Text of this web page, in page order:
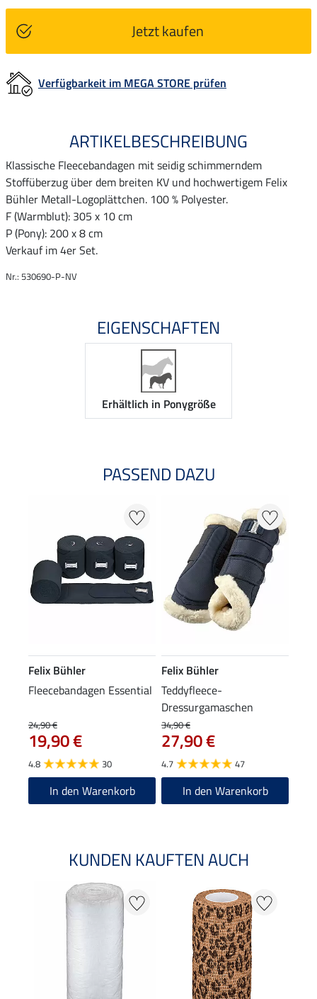
Jetzt kaufen
Verfügbarkeit im MEGA STORE prüfen
ARTIKELBESCHREIBUNG
Klassische Fleecebandagen mit seidig schimmerndem
Stoffüberzug über dem breiten KV und hochwertigem Felix
Bühler Metall-Logoplättchen. 100 % Polyester.
F (Warmblut): 305 x 10 cm
P (Pony): 200 x 8 cm
Verkauf im 4er Set.
Nr.: 530690-P-NV
EIGENSCHAFTEN
Erhältlich in Ponygröße
PASSEND DAZU
Felix Bühler
Fleecebandagen Essential
24,90 €
19,90 €
4.8 30
In den Warenkorb
Felix Bühler
Teddyfleece-
Dressurgamaschen
Essential, Hinterbeine
34,90 €
27,90 €
4.7 47
In den Warenkorb
KUNDEN KAUFTEN AUCH